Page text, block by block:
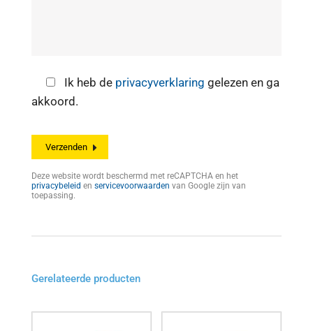
Ik heb de privacyverklaring gelezen en ga
akkoord.
Deze website wordt beschermd met reCAPTCHA en het
privacybeleid en servicevoorwaarden van Google zijn van
toepassing.
Gerelateerde producten